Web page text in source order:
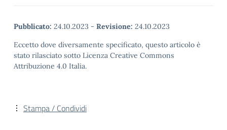
Pubblicato: 24.10.2023 - Revisione: 24.10.2023
Eccetto dove diversamente specificato, questo articolo è
stato rilasciato sotto Licenza Creative Commons
Attribuzione 4.0 Italia.
Stampa / Condividi